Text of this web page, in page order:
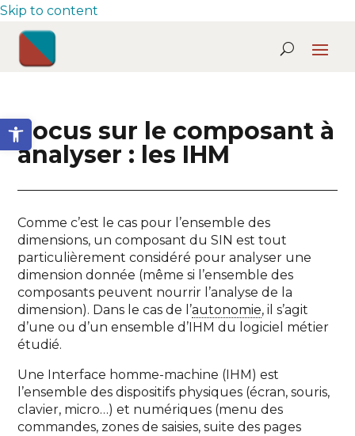
Skip to content
Ouvrir la barre d’outils
Focus sur le composant à
analyser : les IHM
Comme c’est le cas pour l’ensemble des
dimensions, un composant du SIN est tout
particulièrement considéré pour analyser une
dimension donnée (même si l’ensemble des
composants peuvent nourrir l’analyse de la
dimension). Dans le cas de l’autonomie, il s’agit
d’une ou d’un ensemble d’IHM du logiciel métier
étudié.
Une Interface homme-machine (IHM) est
l’ensemble des dispositifs physiques (écran, souris,
clavier, micro…) et numériques (menu des
commandes, zones de saisies, suite des pages